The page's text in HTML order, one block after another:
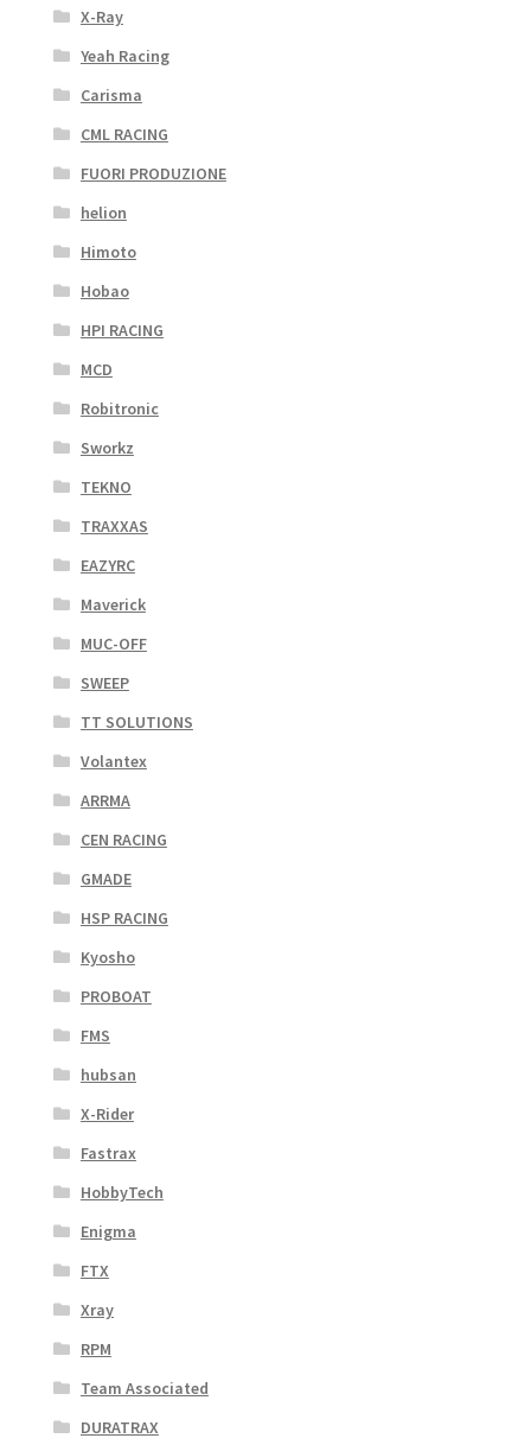
X-Ray
Yeah Racing
Carisma
CML RACING
FUORI PRODUZIONE
helion
Himoto
Hobao
HPI RACING
MCD
Robitronic
Sworkz
TEKNO
TRAXXAS
EAZYRC
Maverick
MUC-OFF
SWEEP
TT SOLUTIONS
Volantex
ARRMA
CEN RACING
GMADE
HSP RACING
Kyosho
PROBOAT
FMS
hubsan
X-Rider
Fastrax
HobbyTech
Enigma
FTX
Xray
RPM
Team Associated
DURATRAX